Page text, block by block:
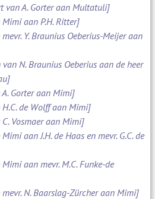
van A. Gorter aan Multatuli]
aan P.H. Ritter]
Y. Braunius Oeberius-Meijer aan
N. Braunius Oeberius aan de heer
Gorter aan Mimi]
de Wolff aan Mimi]
Vosmaer aan Mimi]
aan J.H. de Haas en mevr. G.C. de
aan mevr. M.C. Funke-de
N. Baarslag-Zürcher aan Mimi]